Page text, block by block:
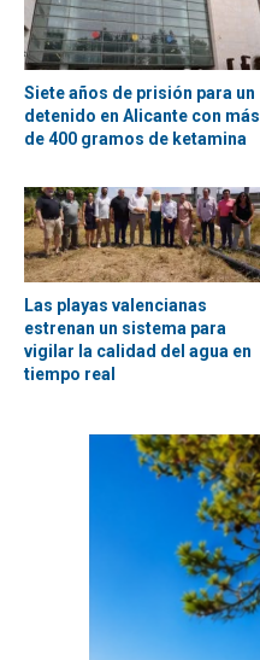
Siete años de prisión para un
detenido en Alicante con más
de 400 gramos de ketamina
Las playas valencianas
estrenan un sistema para
vigilar la calidad del agua en
tiempo real